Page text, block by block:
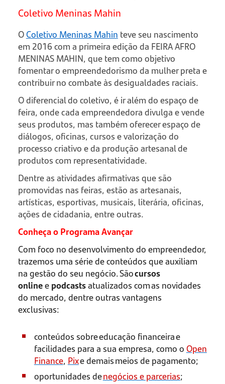
Coletivo Meninas Mahin
OColetivo Meninas Mahin teve seu nascimento
em 2016 com a primeira edição da FEIRA AFRO
MENINAS MAHIN, que tem como objetivo
fomentar o empreendedorismo da mulher preta e
contribuir no combate às desigualdades raciais.
O diferencial do coletivo, é ir além do espaço de
feira, onde cada empreendedora divulga e vende
seus produtos, mas também oferecer espaço de
diálogos, oficinas, cursos e valorização do
processo criativo e da produção artesanal de
produtos com representatividade.
Dentre as atividades afirmativas que são
promovidas nas feiras, estão as artesanais,
artísticas, esportivas, musicais, literária, oficinas,
ações de cidadania, entre outras.
Conheça o Programa Avançar
Com foco no desenvolvimento do empreendedor,
trazemos uma série de conteúdos que auxiliam
na gestão do seu negócio. Sãocursos
onlineepodcastsatualizados com as novidades
do mercado, dentre outras vantagens
exclusivas:
conteúdos sobre educação financeira e
facilidades para a sua empresa, como oOpen
Finance, Pixe demais meios de pagamento;
oportunidades denegócios e parcerias;